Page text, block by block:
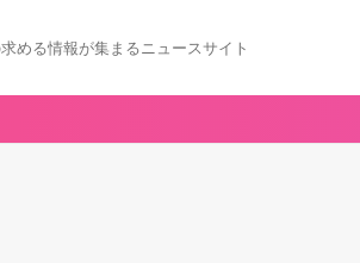
める情報が集まるニュースサイト